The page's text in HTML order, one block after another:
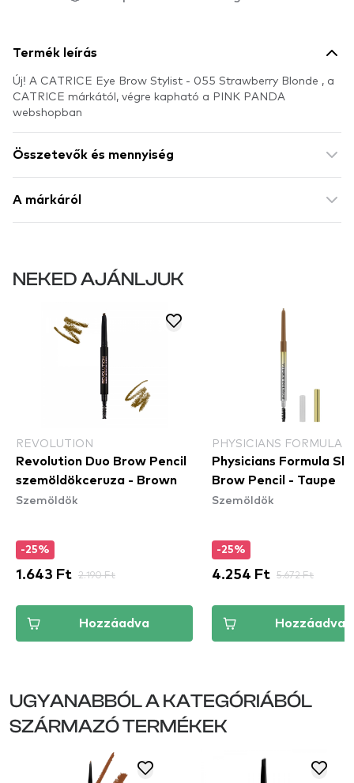
Termék leírás
Új! A CATRICE Eye Brow Stylist - 055 Strawberry Blonde , a
CATRICE márkától, végre kapható a PINK PANDA
webshopban
Összetevők és mennyiség
A márkáról
NEKED AJÁNLJUK
REVOLUTION
Revolution Duo Brow Pencil
szemöldökceruza - Brown
Szemöldök
-25%
1.643 Ft 2.190 Ft
Hozzáadva
PHYSICIANS FORMULA
Physicians Formula
Brow Pencil - Taupe
Szemöldök
-25%
4.254 Ft 5.672 Ft
Hozzáadva
UGYANABBÓL A KATEGÓRIÁBÓL
SZÁRMAZÓ TERMÉKEK